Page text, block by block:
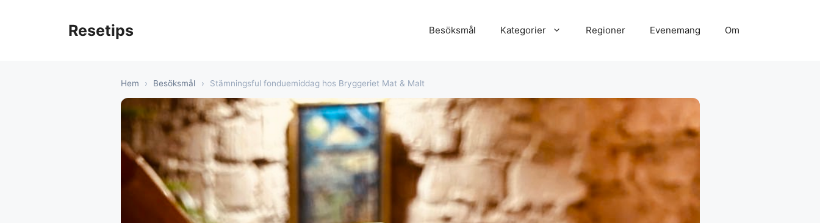
Resetips Besöksmål Kategorier Regioner Evenemang Om
Hem › Besöksmål › Stämningsful fonduemiddag hos Bryggeriet Mat & Malt